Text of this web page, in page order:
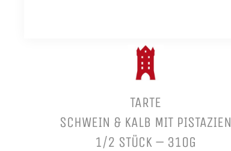
TARTE
SCHWEIN & KALB MIT PISTAZIEN
1/2 STÜCK – 310G